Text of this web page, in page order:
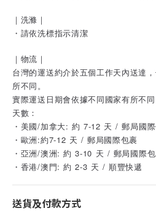
｜洗滌｜
・請依洗標指示清潔
｜物流｜
台灣的運送約介於五個工作天內送達
所不同。
實際運送日期會依據不同國家有所不
天數：
・美國/加拿大: 約 7-12 天 / 郵局國
・歐洲:約7-12 天 / 郵局國際包裹
・亞洲/澳洲: 約 3-10 天 / 郵局國際
・香港/澳門: 約 2-3 天 / 順豐快遞
送貨及付款方式